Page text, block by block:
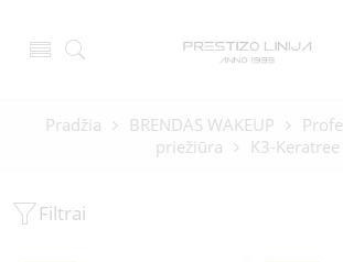
Pradžia BRENDAS WAKEUP
priežiūra
K3-Keratree
Filtrai